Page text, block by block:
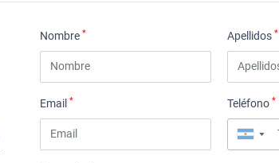
Nombre* Apellidos*
Email* Teléfono*
▼